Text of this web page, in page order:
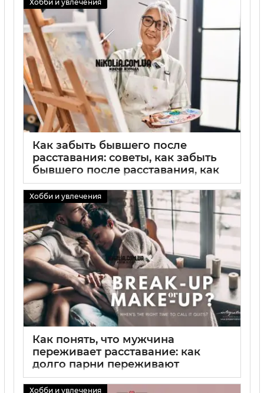
01 09 2025
Хобби и увлечения
Как забыть бывшего после
расставания: советы, как забыть
бывшего после расставания, как
забыть бывшего парня после
расставания
01 09 2025 0
Хобби и увлечения
Как понять, что мужчина
переживает расставание: как
долго парни переживают
расставание и как долго мужчина
переживает расставание
Хобби и увлечения